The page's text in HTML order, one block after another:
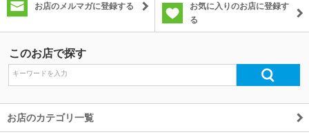
お店のメルマガに登録する
お気に入りのお店に登録す
る
このお店で探す
お店のカテゴリ一覧